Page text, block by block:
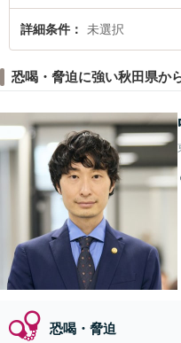
護士に相談予約したい』などでお
詳細条件 未選択
恐喝・脅迫に強い秋田県か
恐喝・脅迫